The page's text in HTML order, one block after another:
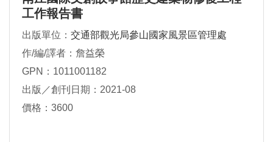
工作報告書
出版單位： 交通部觀光局參山國家風景區管理處
作/編/譯者：詹益榮
GPN：1011001182
出版／創刊日期：2021-08
價格：3600